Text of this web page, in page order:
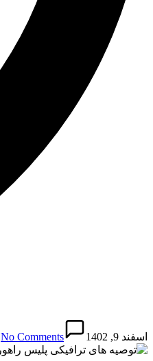
اسفند 9, 1402 No Comments